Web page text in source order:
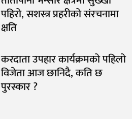
पहिरो, सशस्त्र प्रहरीको संरचनामा
क्षति
करदाता उपहार कार्यक्रमको पहिलो
विजेता आज छानिदै, कति छ
पुरस्कार ?